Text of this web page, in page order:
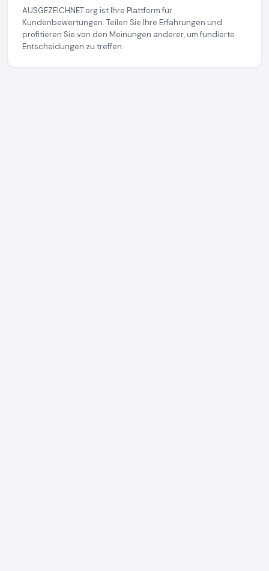
AUSGEZEICHNET.org ist Ihre Plattform für
Kundenbewertungen. Teilen Sie Ihre Erfahrungen und
profitieren Sie von den Meinungen anderer, um fundierte
Entscheidungen zu treffen.